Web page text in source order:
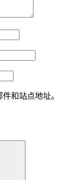
和站点地址。